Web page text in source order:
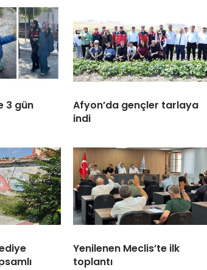
3 gün
Afyon’da gençler tarlaya
indi
Yenilenen Meclis’te ilk
toplantı